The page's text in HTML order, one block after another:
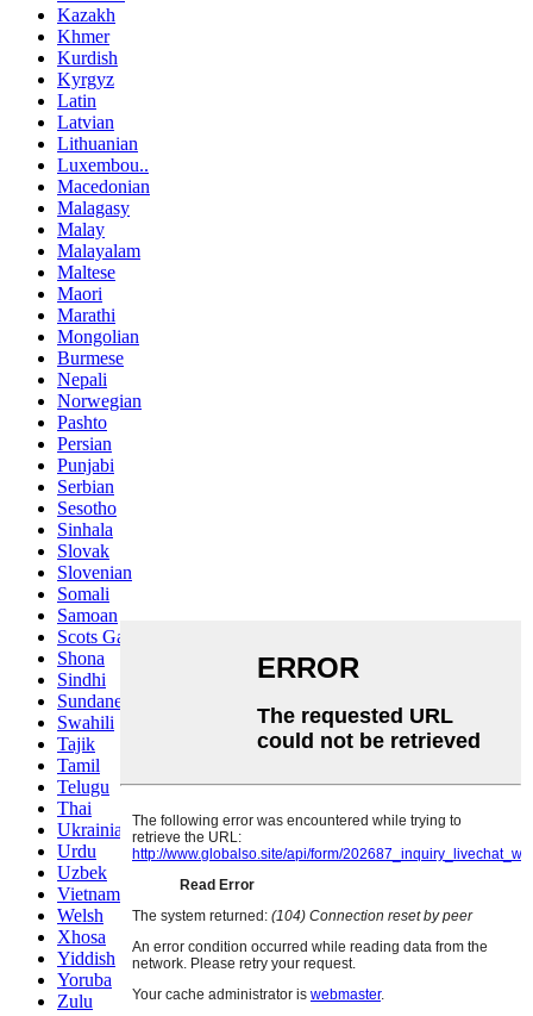
Kazakh
Khmer
Kurdish
Kyrgyz
Latin
Latvian
Lithuanian
Luxembou..
Macedonian
Malagasy
Malay
Malayalam
Maltese
Maori
Marathi
Mongolian
Burmese
Nepali
Norwegian
Pashto
Persian
Punjabi
Serbian
Sesotho
Sinhala
Slovak
Slovenian
Somali
Samoan
Scots Gaelic
Shona
Sindhi
Sundanese
Swahili
Tajik
Tamil
Telugu
Thai
Ukrainian
Urdu
Uzbek
Vietnamese
Welsh
Xhosa
Yiddish
Yoruba
Zulu